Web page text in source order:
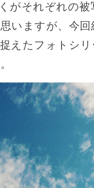
がそれぞれの被
いますが、今
えたフォトシ